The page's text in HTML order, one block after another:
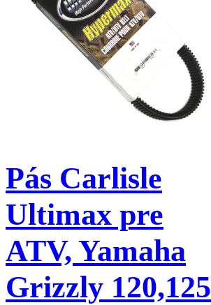
Pás Carlisle
Ultimax pre
ATV, Yamaha
Grizzly 120,125